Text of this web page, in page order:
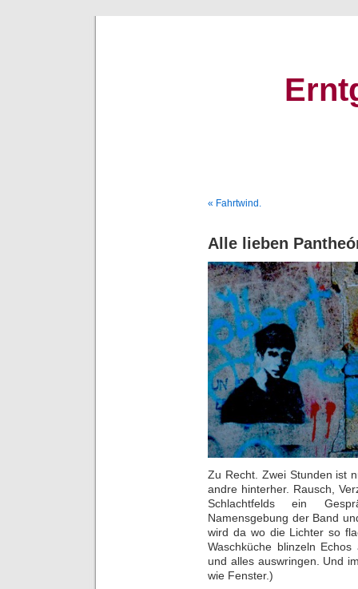
« Fahrtwind.
Alle lieben
Zu Recht. Zwei Stunden ist
andre hinterher. Rausch,
Schlachtfelds ein
Namensgebung der Band
wird da wo die Lichter so
Waschküche blinzeln
und alles auswringen. Und
wie Fenster.)